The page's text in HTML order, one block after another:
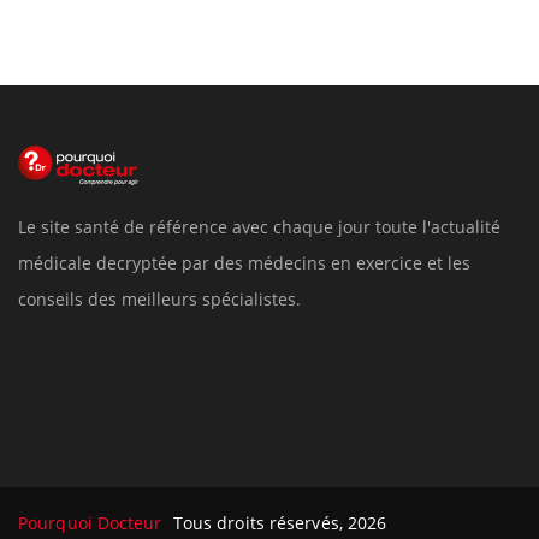
Le site santé de référence avec chaque jour toute l'actualité
médicale decryptée par des médecins en exercice et les
conseils des meilleurs spécialistes.
Pourquoi Docteur Tous droits réservés, 2026